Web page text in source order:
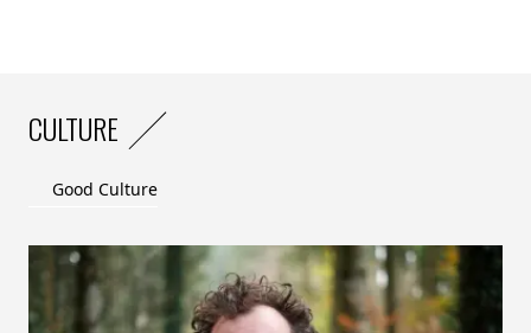
CULTURE
Good Culture